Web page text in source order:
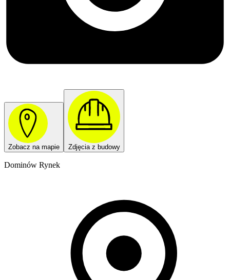
Zobacz na mapie Zdjęcia z budowy
Dominów Rynek